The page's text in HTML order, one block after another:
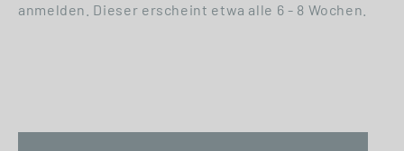
anmelden. Dieser erscheint etwa alle 6 - 8 Wochen.